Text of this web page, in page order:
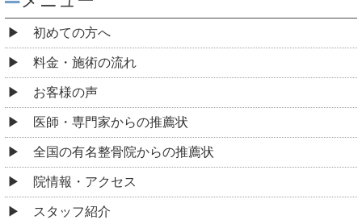
初めての方へ
料金・施術の流れ
お客様の声
医師・専門家からの推薦状
全国の有名整骨院からの推薦状
院情報・アクセス
スタッフ紹介